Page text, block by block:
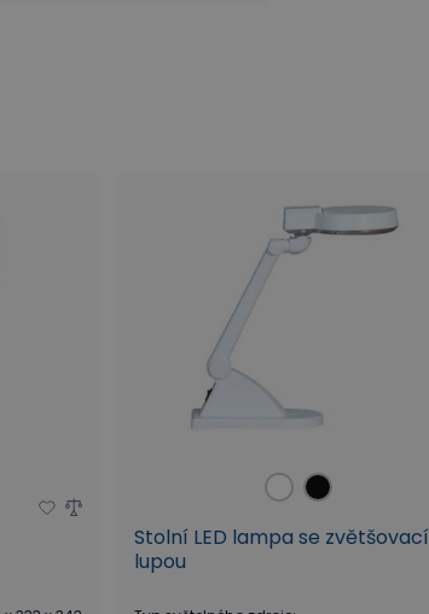
Stolní LED lampa se zvětšovací
lupou